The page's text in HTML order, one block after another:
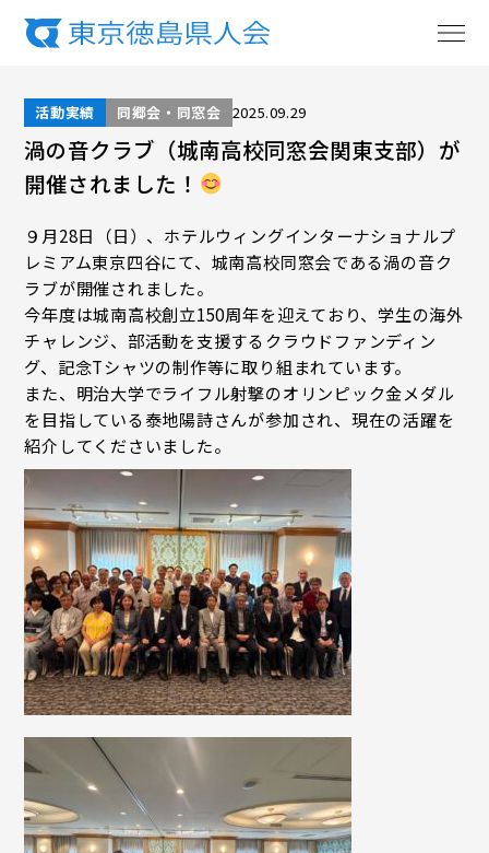
活動実績 同郷会・同窓会 2025.09.29
渦の音クラブ（城南高校同窓会関東支部）が
開催されました！
９月28日（日）、ホテルウィングインターナショナルプ
レミアム東京四谷にて、城南高校同窓会である渦の音ク
ラブが開催されました。
今年度は城南高校創立150周年を迎えており、学生の海外
チャレンジ、部活動を支援するクラウドファンディン
グ、記念Tシャツの制作等に取り組まれています。
また、明治大学でライフル射撃のオリンピック金メダル
を目指している泰地陽詩さんが参加され、現在の活躍を
紹介してくださいました。